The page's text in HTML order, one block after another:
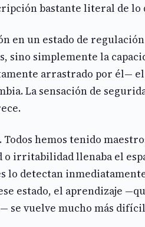
bastante literal de lo
en un estado de
sino simplemente la
arrastrado por él—
La sensación de
hemos tenido
o irritabilidad llenaba el
lo detectan
estado, el aprendizaje
se vuelve mucho más